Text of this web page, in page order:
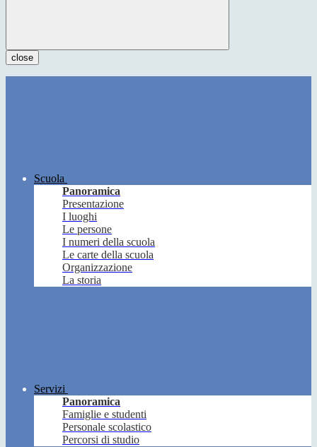
close
Scuola
Panoramica
Presentazione
I luoghi
Le persone
I numeri della scuola
Le carte della scuola
Organizzazione
La storia
Servizi
Panoramica
Famiglie e studenti
Personale scolastico
Percorsi di studio